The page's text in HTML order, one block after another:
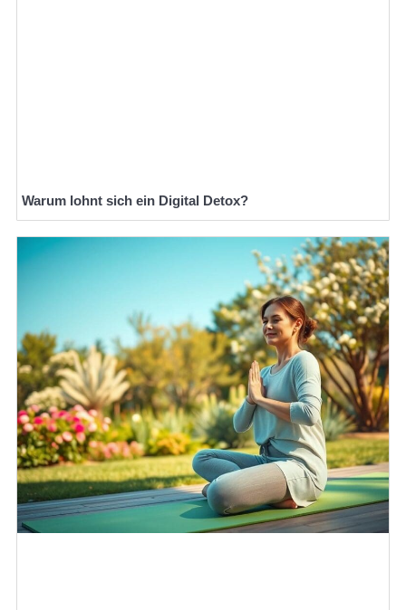
Warum lohnt sich ein Digital Detox?